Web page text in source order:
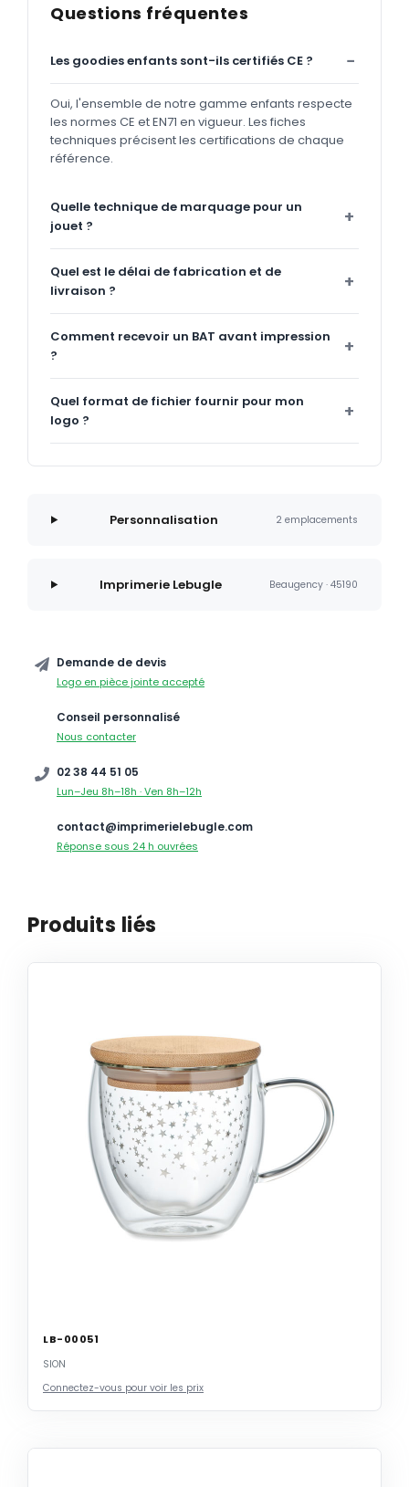
Questions fréquentes
Les goodies enfants sont-ils certifiés CE ?
Oui, l'ensemble de notre gamme enfants respecte
les normes CE et EN71 en vigueur. Les fiches
techniques précisent les certifications de chaque
référence.
Quelle technique de marquage pour un
jouet ?
Quel est le délai de fabrication et de
livraison ?
Comment recevoir un BAT avant impression
?
Quel format de fichier fournir pour mon
logo ?
Personnalisation 2 emplacements
Imprimerie Lebugle Beaugency · 45190
Demande de devis
Logo en pièce jointe accepté
Conseil personnalisé
Nous contacter
02 38 44 51 05
Lun–Jeu 8h–18h · Ven 8h–12h
contact@imprimerielebugle.com
Réponse sous 24 h ouvrées
Produits liés
LB-00051
SION
Connectez-vous pour voir les prix